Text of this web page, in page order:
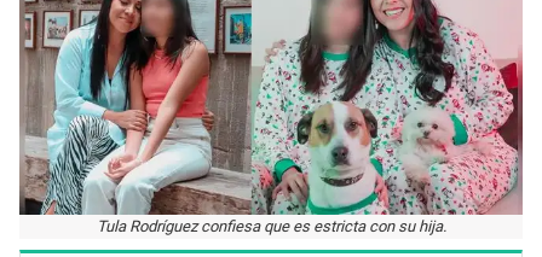
Tula Rodríguez confiesa que es estricta con su hija.